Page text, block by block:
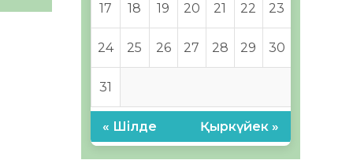
17 18 19 20 21 22 23
24 25 26 27 28 29 30
31
« Шілде Қыркүйек »